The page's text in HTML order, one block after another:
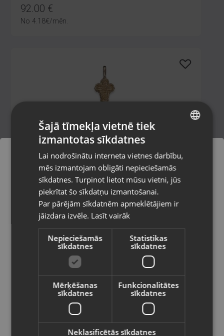
92.00 €
No 4.18€/mēn.
Zelta krusts
Saldus, Lielā iela 2
Stāvoklis Restaurēts (Garantija 24 mēneši)
141.00€
/mēn.
Pasūtījumi tiks piegādāti uz
izvēlēto valsti
Vietnes saturs būs attēlots izvēlētajā
valodā
Valsts
Latviešu / Latvian
RUSSIAN
Šajā tīmekļa vietnē tiek
izmantotas sīkdatnes
Lai nodrošinātu interneta vietnes darbību,
mēs izmantojam obligāti nepieciešamās
sīkdatnes. Turpinot lietot mūsu vietni, jūs
piekrītat šo sīkdatņu izmantošanai.
Par pārējām sīkdatnēm apmeklētājiem ir
jāizdara izvēle. Lasīt vairāk
Nepieciešamās
sīkdatnes
Statistikas
sīkdatnes
Mērķēšanas
sīkdatnes
Funkcionalitātes
sīkdatnes
Neklasificētās sīkdatnes